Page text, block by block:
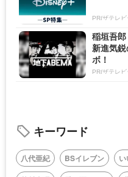
PR(ザテレ
稲垣吾
新進気
ボ！
PR(ザテレ
キーワード
八代亜紀 BSイレブン